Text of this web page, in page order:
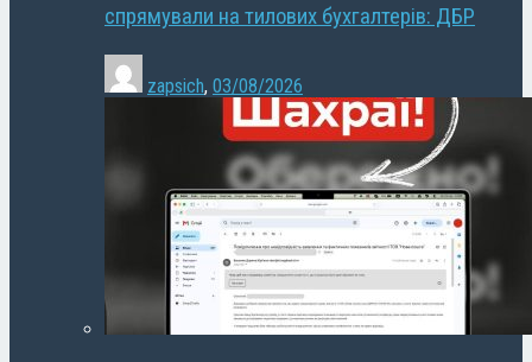
спрямували на тилових бухгалтерів: ДБР
zapsich, 03/08/2026